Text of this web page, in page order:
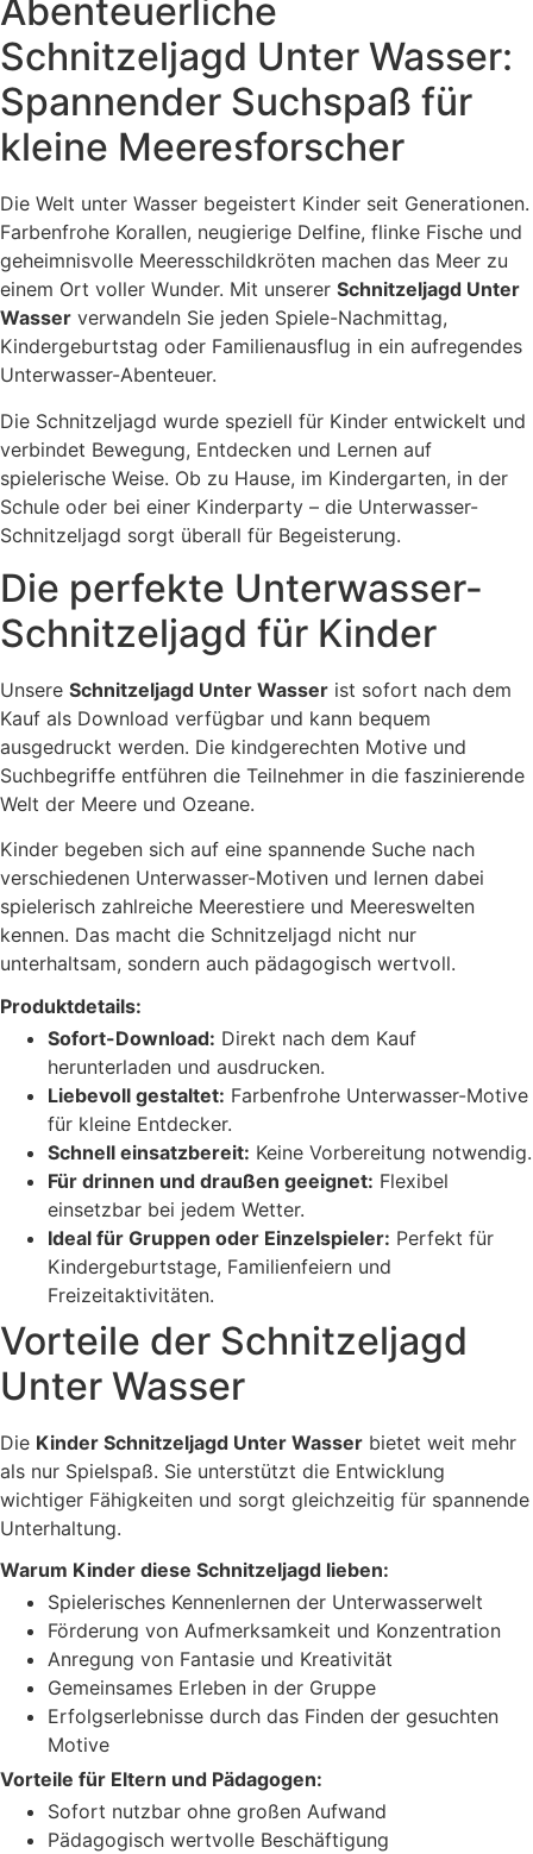
Abenteuerliche
Schnitzeljagd Unter Wasser:
Spannender Suchspaß für
kleine Meeresforscher
Die Welt unter Wasser begeistert Kinder seit Generationen.
Farbenfrohe Korallen, neugierige Delfine, flinke Fische und
geheimnisvolle Meeresschildkröten machen das Meer zu
einem Ort voller Wunder. Mit unserer Schnitzeljagd Unter
Wasser verwandeln Sie jeden Spiele-Nachmittag,
Kindergeburtstag oder Familienausflug in ein aufregendes
Unterwasser-Abenteuer.
Die Schnitzeljagd wurde speziell für Kinder entwickelt und
verbindet Bewegung, Entdecken und Lernen auf
spielerische Weise. Ob zu Hause, im Kindergarten, in der
Schule oder bei einer Kinderparty – die Unterwasser-
Schnitzeljagd sorgt überall für Begeisterung.
Die perfekte Unterwasser-
Schnitzeljagd für Kinder
Unsere Schnitzeljagd Unter Wasser ist sofort nach dem
Kauf als Download verfügbar und kann bequem
ausgedruckt werden. Die kindgerechten Motive und
Suchbegriffe entführen die Teilnehmer in die faszinierende
Welt der Meere und Ozeane.
Kinder begeben sich auf eine spannende Suche nach
verschiedenen Unterwasser-Motiven und lernen dabei
spielerisch zahlreiche Meerestiere und Meereswelten
kennen. Das macht die Schnitzeljagd nicht nur
unterhaltsam, sondern auch pädagogisch wertvoll.
Produktdetails:
Sofort-Download: Direkt nach dem Kauf
herunterladen und ausdrucken.
Liebevoll gestaltet: Farbenfrohe Unterwasser-Motive
für kleine Entdecker.
Schnell einsatzbereit: Keine Vorbereitung notwendig.
Für drinnen und draußen geeignet: Flexibel
einsetzbar bei jedem Wetter.
Ideal für Gruppen oder Einzelspieler: Perfekt für
Kindergeburtstage, Familienfeiern und
Freizeitaktivitäten.
Vorteile der Schnitzeljagd
Unter Wasser
Die Kinder Schnitzeljagd Unter Wasser bietet weit mehr
als nur Spielspaß. Sie unterstützt die Entwicklung
wichtiger Fähigkeiten und sorgt gleichzeitig für spannende
Unterhaltung.
Warum Kinder diese Schnitzeljagd lieben:
Spielerisches Kennenlernen der Unterwasserwelt
Förderung von Aufmerksamkeit und Konzentration
Anregung von Fantasie und Kreativität
Gemeinsames Erleben in der Gruppe
Erfolgserlebnisse durch das Finden der gesuchten
Motive
Vorteile für Eltern und Pädagogen:
Sofort nutzbar ohne großen Aufwand
Pädagogisch wertvolle Beschäftigung